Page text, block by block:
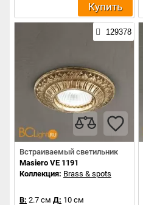
Купить
129378
Встраиваемый светильник
Masiero VE 1191
Коллекция: Brass & spots
В: 2.7 см Д: 10 см